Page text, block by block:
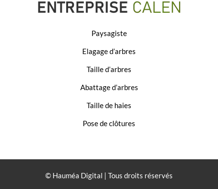
Paysagiste
Elagage d’arbres
Taille d’arbres
Abattage d’arbres
Taille de haies
Pose de clôtures
© Hauméa Digital | Tous droits réservés